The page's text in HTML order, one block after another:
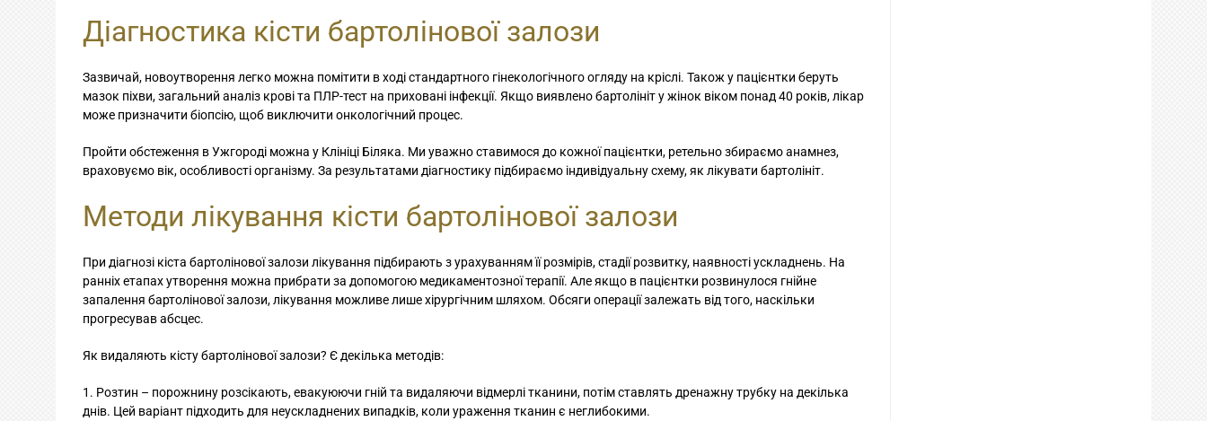
Діагностика кісти бартолінової залози
Зазвичай, новоутворення легко можна помітити в ході стандартного гінекологічного огляду на кріслі. Також у пацієнтки беруть
мазок піхви, загальний аналіз крові та ПЛР-тест на приховані інфекції. Якщо виявлено бартолініт у жінок віком понад 40 років, лікар
може призначити біопсію, щоб виключити онкологічний процес.
Пройти обстеження в Ужгороді можна у Клініці Біляка. Ми уважно ставимося до кожної пацієнтки, ретельно збираємо анамнез,
враховуємо вік, особливості організму. За результатами діагностику підбираємо індивідуальну схему, як лікувати бартолініт.
Методи лікування кісти бартолінової залози
При діагнозі кіста бартолінової залози лікування підбирають з урахуванням її розмірів, стадії розвитку, наявності ускладнень. На
ранніх етапах утворення можна прибрати за допомогою медикаментозної терапії. Але якщо в пацієнтки розвинулося гнійне
запалення бартолінової залози, лікування можливе лише хірургічним шляхом. Обсяги операції залежать від того, наскільки
прогресував абсцес.
Як видаляють кісту бартолінової залози? Є декілька методів:
Розтин – порожнину розсікають, евакуюючи гній та видаляючи відмерлі тканини, потім ставлять дренажну трубку на декілька
днів. Цей варіант підходить для неускладнених випадків, коли ураження тканин є неглибокими.